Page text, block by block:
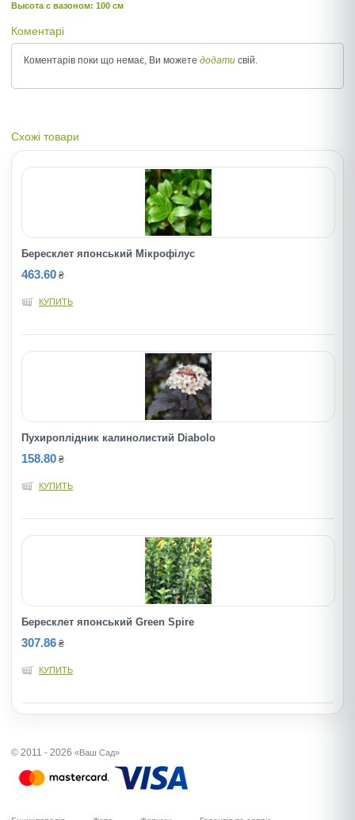
Высота c вазоном: 100 см
Коментарі
Коментарів поки що немає, Ви можете додати свій.
Схожі товари
Бересклет японський Мікрофілус
463.60 ₴
КУПИТЬ
Пухироплiдник калинолистий Diabolo
158.80 ₴
КУПИТЬ
Бересклет японський Green Spire
307.86 ₴
КУПИТЬ
© 2011 - 2026 «Ваш Сад»